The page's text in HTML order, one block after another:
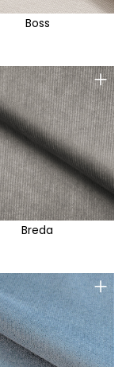
Boss
+
Breda
+